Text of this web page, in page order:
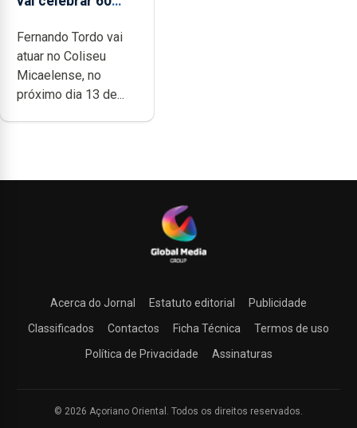
no Coliseu
Micaelense
Fernando Tordo vai
atuar no Coliseu
Micaelense, no
próximo dia 13 de...
Acerca do Jornal Estatuto editorial
Publicidade
Classificados
Contactos Ficha Técnica
Termos de uso
Política de Privacidade
Assinaturas
© 2026 Açoriano Oriental. Todos os direitos reservados.